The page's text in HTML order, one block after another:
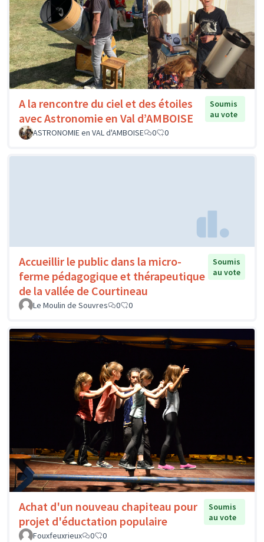
A la rencontre du ciel et des étoiles
avec Astronomie en Val d’AMBOISE
Soumis
au vote
ASTRONOMIE en VAL d'AMBOISE
0 0
Accueillir le public dans la micro-
ferme pédagogique et thérapeutique
de la vallée de Courtineau
Soumis
au vote
Le Moulin de Souvres 0 0
Achat d'un nouveau chapiteau pour
projet d'éductation populaire
Soumis
au vote
Fouxfeuxrieux
0 0